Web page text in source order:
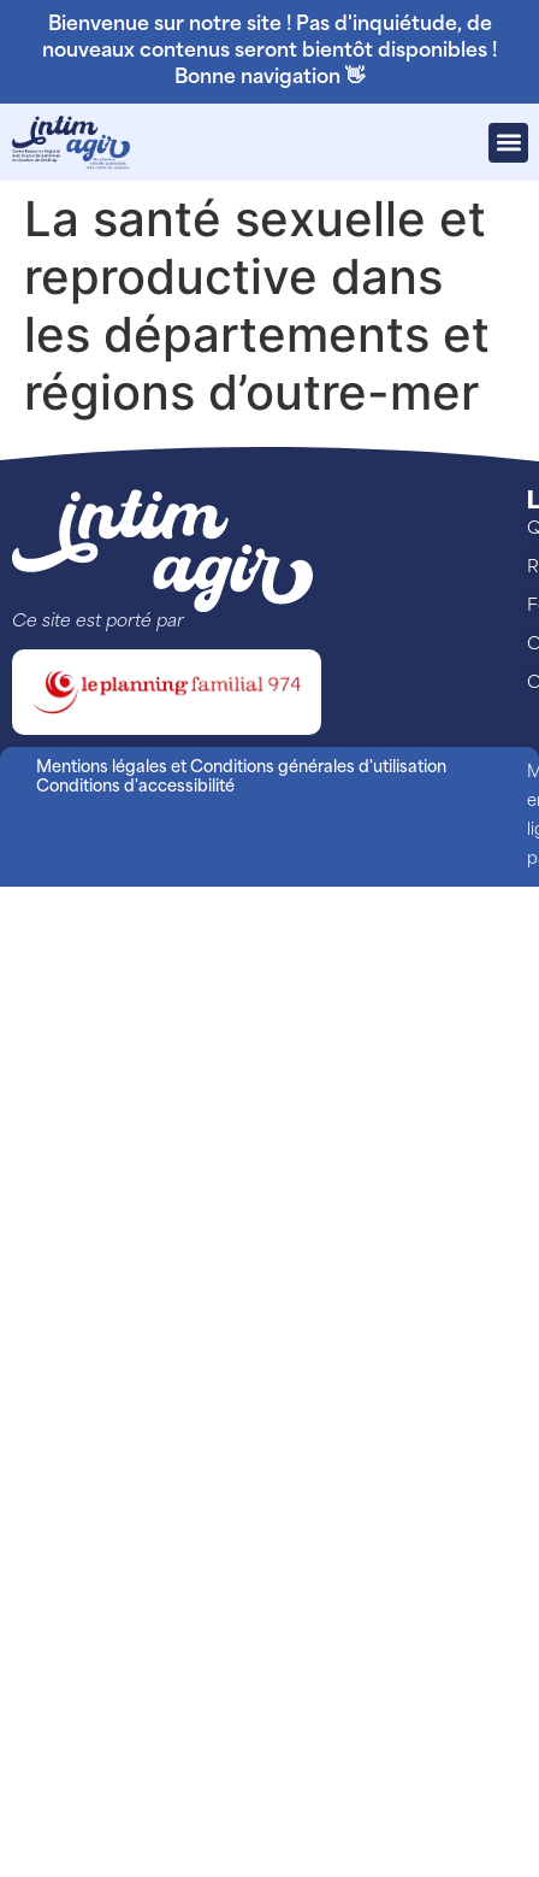
Bienvenue sur notre site ! Pas d'inquiétude, de
nouveaux contenus seront bientôt disponibles !
Bonne navigation 👋
La santé sexuelle et
reproductive dans
les départements et
régions d’outre-mer
Ce site est porté par
Mentions légales et Conditions générales d'utilisation
Conditions d'accessibilité